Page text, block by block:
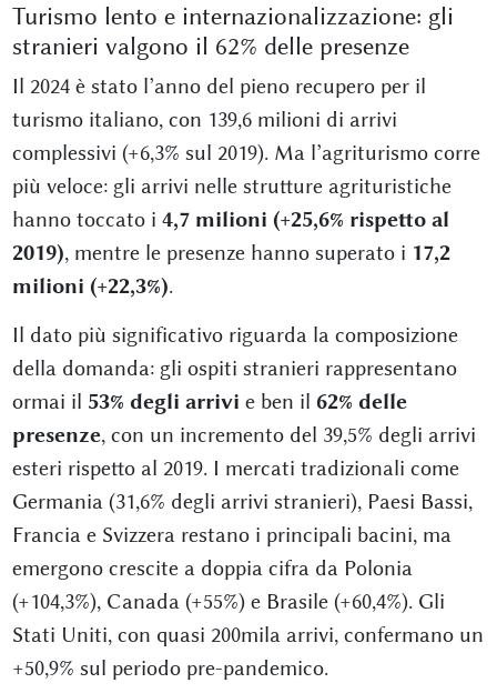
Turismo lento e internazionalizzazione: gli
stranieri valgono il 62% delle presenze
Il 2024 è stato l’anno del pieno recupero per il
turismo italiano, con 139,6 milioni di arrivi
complessivi (+6,3% sul 2019). Ma l’agriturismo corre
più veloce: gli arrivi nelle strutture agrituristiche
hanno toccato i 4,7 milioni (+25,6% rispetto al
2019), mentre le presenze hanno superato i 17,2
milioni (+22,3%).
Il dato più significativo riguarda la composizione
della domanda: gli ospiti stranieri rappresentano
ormai il 53% degli arrivi e ben il 62% delle
presenze, con un incremento del 39,5% degli arrivi
esteri rispetto al 2019. I mercati tradizionali come
Germania (31,6% degli arrivi stranieri), Paesi Bassi,
Francia e Svizzera restano i principali bacini, ma
emergono crescite a doppia cifra da Polonia
(+104,3%), Canada (+55%) e Brasile (+60,4%). Gli
Stati Uniti, con quasi 200mila arrivi, confermano un
+50,9% sul periodo pre-pandemico.